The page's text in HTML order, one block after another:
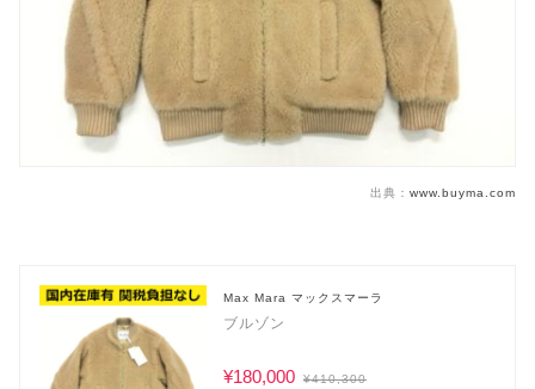
出典： www.buyma.com
Max Mara マックスマーラ
ブルゾン
¥180,000 ¥410,300